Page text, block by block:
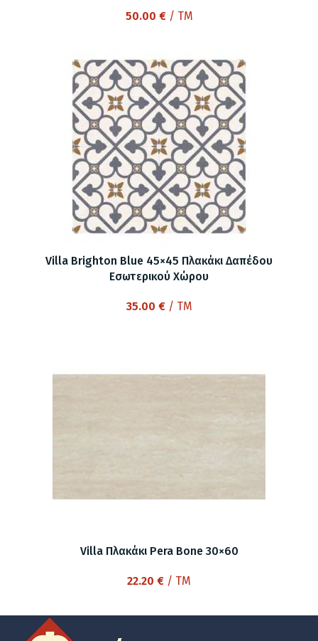
50.00 €/ TM
Villa Brighton Blue 45×45 Πλακάκι Δαπέδου
Εσωτερικού Χώρου
35.00 €/ TM
Villa Πλακάκι Pera Bone 30×60
22.20 € / TM